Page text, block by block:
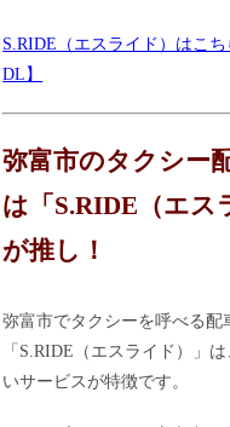
S.RIDE（エスライド）はこ
DL】
弥富市のタクシー
は「S.RIDE（エス
が推し！
弥富市でタクシーを呼べる配
「S.RIDE（エスライド）」
いサービスが特徴です。